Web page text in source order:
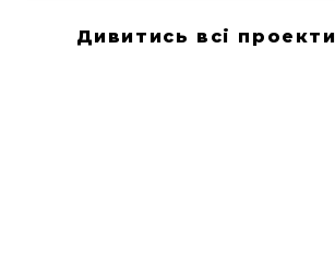
Дивитись всі проекти